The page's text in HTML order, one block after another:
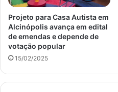
Projeto para Casa Autista em
Alcinópolis avança em edital
de emendas e depende de
votação popular
15/02/2025